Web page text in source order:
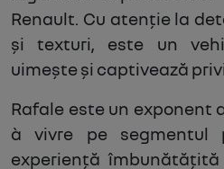
Renault. Cu atenție la
și texturi, este un
uimește și captivează
Rafale este un exponent
à vivre pe segmentul
experiență